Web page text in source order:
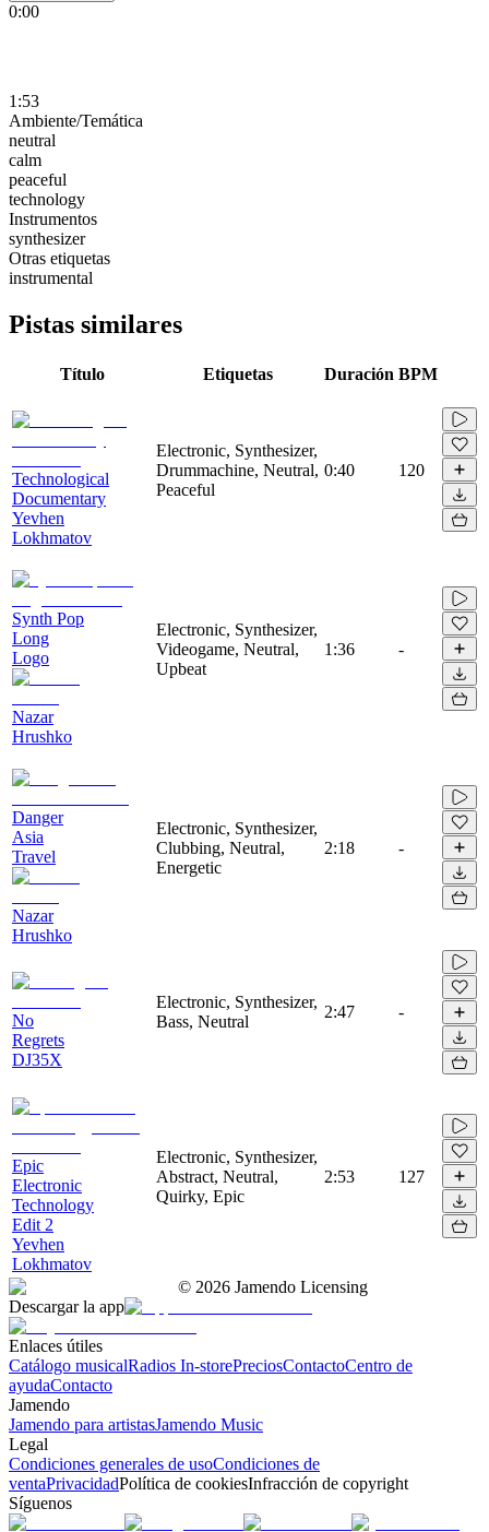
0:00
1:53
Ambiente/Temática
neutral
calm
peaceful
technology
Instrumentos
synthesizer
Otras etiquetas
instrumental
Pistas similares
Título Etiquetas Duración BPM
Technological
Documentary
Yevhen
Lokhmatov
Electronic, Synthesizer,
Drummachine, Neutral,
Peaceful
0:40 120
Synth Pop
Long
Logo
Nazar
Hrushko
Electronic, Synthesizer,
Videogame, Neutral,
Upbeat
1:36 -
Danger
Asia
Travel
Nazar
Hrushko
Electronic, Synthesizer,
Clubbing, Neutral,
Energetic
2:18 -
No
Regrets
DJ35X
Electronic, Synthesizer,
Bass, Neutral
2:47 -
Epic
Electronic
Technology
Edit 2
Yevhen
Lokhmatov
Electronic, Synthesizer,
Abstract, Neutral,
Quirky, Epic
2:53 127
© 2026 Jamendo Licensing
Descargar la app
Enlaces útiles
Catálogo musicalRadios In-storePreciosContactoCentro de
ayudaContacto
Jamendo
Jamendo para artistasJamendo Music
Legal
Condiciones generales de usoCondiciones de
ventaPrivacidadPolítica de cookiesInfracción de copyright
Síguenos